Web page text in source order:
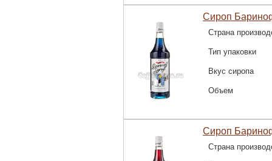
Сироп
Страна
Тип упаковки
Вкус сиропа
Объем
Сироп
Страна